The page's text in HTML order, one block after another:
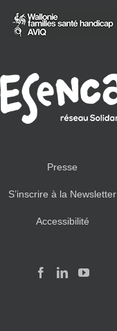
Presse
S’inscrire à la Newsletter
Accessibilité